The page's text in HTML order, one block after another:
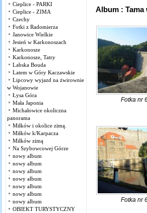
Cieplice - PARKI
Cieplice - ZIMA
Czechy
Fotki z Radomierza
Janowice Wielkie
Jesień w Karkonoszach
Karkonosze
Karkonosze, Tatry
Labska Bouda
Latem w Góry Kaczawskie
Lipcowy wyjazd na żwirownie
w Wojanowie
Łysa Góra
Mała Japonia
Michałowice okoliczna
panorama
Miłków i okolice zimą.
Miłków k/Karpacza
Miłków zimą
Na Szybowcowej Górze
nowy album
nowy album
nowy album
nowy album
nowy album
nowy album
nowy album
OBIEKT TURYSTYCZNY
Album :
Fotka nr
Fotka nr